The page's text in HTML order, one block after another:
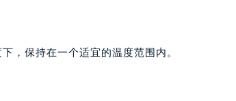
）
，保持在一个适宜的温度范围内。